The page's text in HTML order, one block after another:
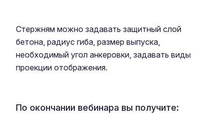
Стержням можно задавать защитный слой
бетона, радиус гиба, размер выпуска,
необходимый угол анкеровки, задавать виды
проекции отображения.
По окончании вебинара вы получите: